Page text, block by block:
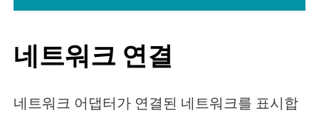
네트워크 연결
네트워크 어댑터가 연결된 네트워크를 표시합